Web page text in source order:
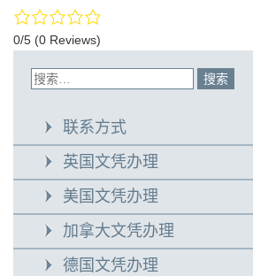
0/5 (0 Reviews)
联系方式
英国文凭办理
美国文凭办理
加拿大文凭办理
德国文凭办理